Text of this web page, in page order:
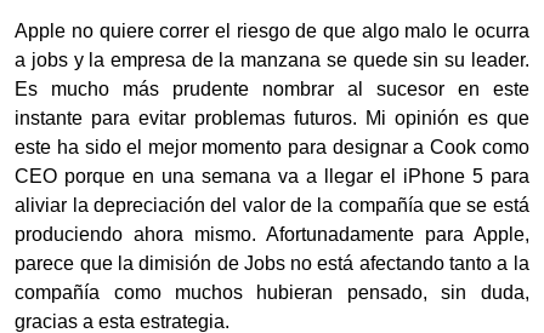
Apple no quiere correr el riesgo de que algo malo le ocurra
a jobs y la empresa de la manzana se quede sin su leader.
Es mucho más prudente nombrar al sucesor en este
instante para evitar problemas futuros. Mi opinión es que
este ha sido el mejor momento para designar a Cook como
CEO porque en una semana va a llegar el iPhone 5 para
aliviar la depreciación del valor de la compañía que se está
produciendo ahora mismo. Afortunadamente para Apple,
parece que la dimisión de Jobs no está afectando tanto a la
compañía como muchos hubieran pensado, sin duda,
gracias a esta estrategia.